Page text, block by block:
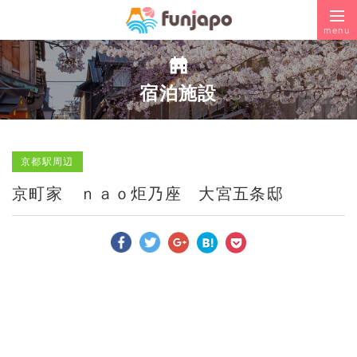
menu
宿泊施設
京都駅周辺
京町家 ｎａｏ炬乃座 大宮五条邸